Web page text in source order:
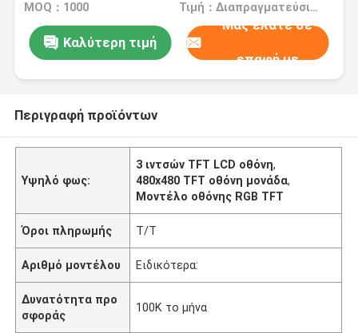
MOQ：1000 Τιμή：Διαπραγματεύσιμα
Καλύτερη τιμή
Μας ελάτε σε
επαφή με
Περιγραφή προϊόντων
Υψηλό φως:
3 ιντσών TFT LCD οθόνη,
480x480 TFT οθόνη μονάδα,
Μοντέλο οθόνης RGB TFT
Όροι πληρωμής Τ/Τ
Αριθμό μοντέλου Ειδικότερα:
Δυνατότητα προ
σφοράς
100K το μήνα